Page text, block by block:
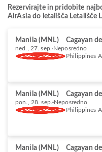
Rezervirajte in pridobite
AirAsia do letališča Letališče
Manila (MNL) Cagayan
ned., 27. sep. Neposredno
Philippines
Manila (MNL) Cagayan
pon., 28. sep. Neposredno
Philippines
Manila (MNL) Cagayan